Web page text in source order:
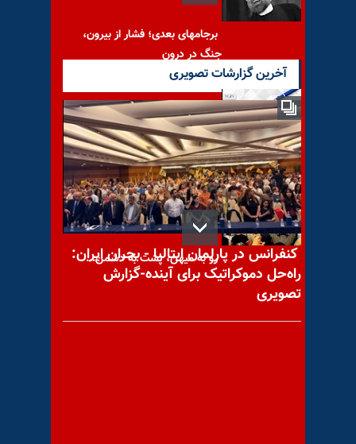
برجامهای بعدی؛ فشار از بیرون،
جنگ در درون
کشته شدن محسن فخری‌زاده و
آشفتگی آخوندها
رو به میهن، پشت به دشمن...
آخرین گزارشات تصویری
کنفرانس در پارلمان ایتالیا - بحران ایران:
راه‌حل دموکراتیک برای آینده-گزارش
تصویری